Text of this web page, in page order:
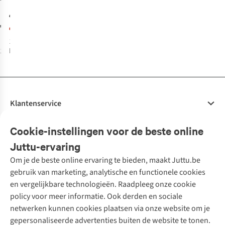
Verjaardagskalender
€24,99
1 kleur beschikbaar
€24,99
€17,49
1
beschikbaar
Cookie-instellingen voor de beste online
Juttu-ervaring
Om je de beste online ervaring te bieden, maakt Juttu.be
gebruik van marketing, analytische en functionele cookies
en vergelijkbare technologieën. Raadpleeg onze cookie
policy voor meer informatie. Ook derden en sociale
netwerken kunnen cookies plaatsen via onze website om je
gepersonaliseerde advertenties buiten de website te tonen.
Klantenservice
Bestellen
Betalen
10% studentenkorting
Klarna - achteraf betalen
Levering
Retourneren
Bestelling herroepen
Onze diensten
Tweedehands - ReJUsed
Kledingatelier
Personal shopping
Textielbox
Events / workshops
Juttu
Over ons
Juttu Friends
Inspiratie
Werken bij Juttu
Merken
Nathalie Vleeschouwer
Selected dames